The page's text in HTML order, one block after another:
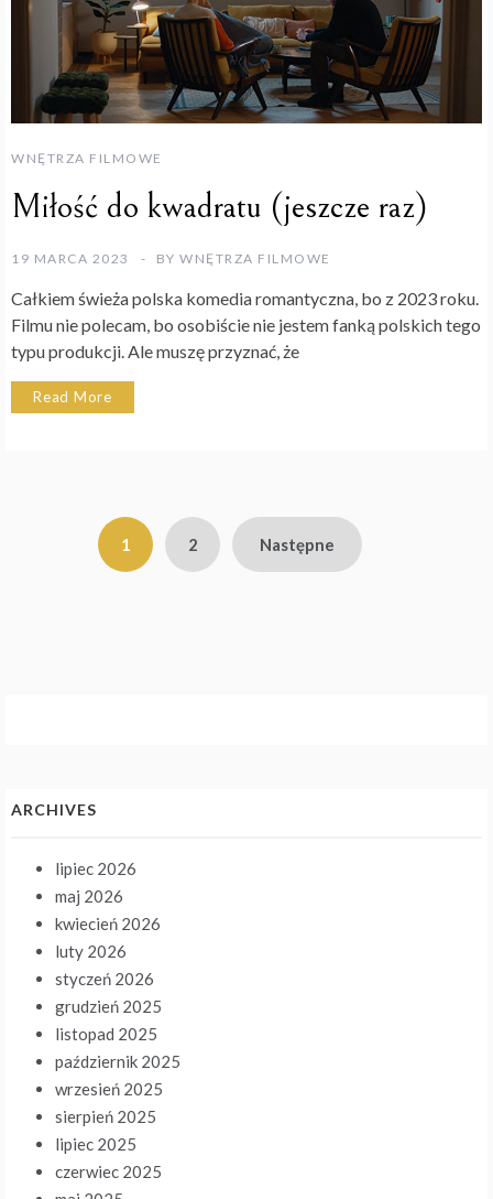
WNĘTRZA FILMOWE
Miłość do kwadratu (jeszcze raz)
19 MARCA 2023 BY WNĘTRZA FILMOWE
Całkiem świeża polska komedia romantyczna, bo z 2023 roku.
Filmu nie polecam, bo osobiście nie jestem fanką polskich tego
typu produkcji. Ale muszę przyznać, że
Read More
1 2 Następne
ARCHIVES
lipiec 2026
maj 2026
kwiecień 2026
luty 2026
styczeń 2026
grudzień 2025
listopad 2025
październik 2025
wrzesień 2025
sierpień 2025
lipiec 2025
czerwiec 2025